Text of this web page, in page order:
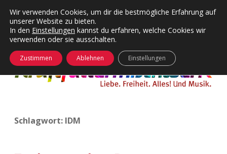
Kategorien
Menü
24 Hours Chilling
Die Wende
KFMW-Disco
Dates
öffnen
Schlagwort: IDM
Wir verwenden Cookies, um dir die bestmögliche Erfahrung auf
unserer Website zu bieten.
In den Einstellungen kannst du erfahren, welche Cookies wir
verwenden oder sie ausschalten.
Zustimmen Ablehnen Einstellungen